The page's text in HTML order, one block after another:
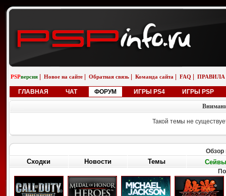
PSPверсия Новое на сайте Обратная связь Команда сайта FAQ ПРАВИЛА
ГЛАВНАЯ ЧАТ ФОРУМ ИГРЫ PS4 ИГРЫ PSP
Такой темы не
Обзор
Сходки Новости Темы Сейвы